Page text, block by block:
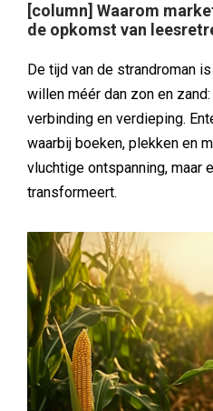
[column] Waarom
de opkomst van
De tijd van de strandroman
willen méér dan zon en
verbinding en verdieping.
waarbij boeken, plekken en
vluchtige ontspanning, maar
transformeert.